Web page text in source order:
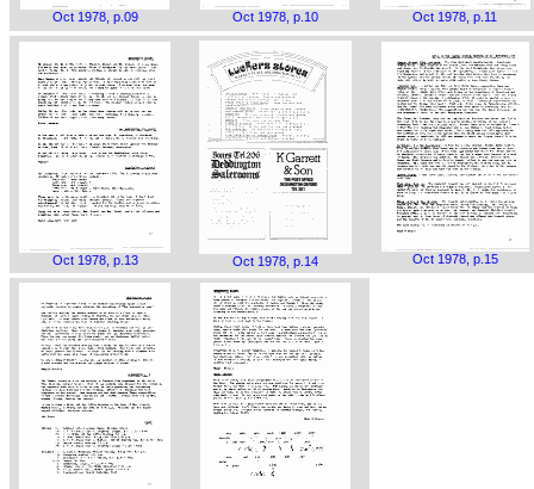
Oct 1978, p.09 Oct 1978, p.10 Oct 1978, p.11
Oct 1978, p.13 Oct 1978, p.14 Oct 1978, p.15